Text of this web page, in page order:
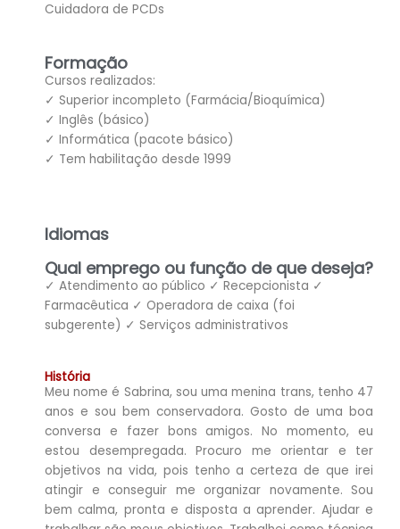
Cuidadora de PCDs
Formação
Cursos realizados:
✓ Superior incompleto (Farmácia/Bioquímica)
✓ Inglês (básico)
✓ Informática (pacote básico)
✓ Tem habilitação desde 1999
Idiomas
Qual emprego ou função de que deseja?
✓ Atendimento ao público ✓ Recepcionista ✓
Farmacêutica ✓ Operadora de caixa (foi
subgerente) ✓ Serviços administrativos
História
Meu nome é Sabrina, sou uma menina trans, tenho 47
anos e sou bem conservadora. Gosto de uma boa
conversa e fazer bons amigos. No momento, eu
estou desempregada. Procuro me orientar e ter
objetivos na vida, pois tenho a certeza de que irei
atingir e conseguir me organizar novamente. Sou
bem calma, pronta e disposta a aprender. Ajudar e